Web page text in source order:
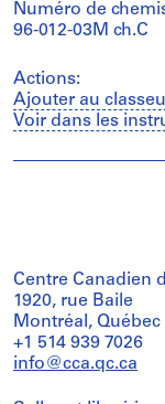
Numéro de
96-012-03M ch.C
Actions:
Ajouter au
Voir dans les
Centre Canadien
1920, rue Baile
Montréal, Québec
+1 514 939 7026
info@cca.qc.ca